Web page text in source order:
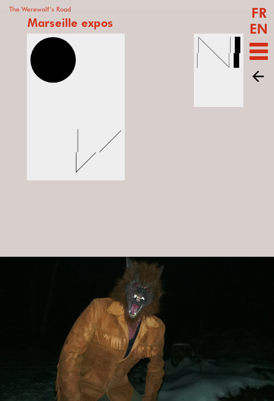
The Werewolf’s Road
Marseille expos
FR
EN